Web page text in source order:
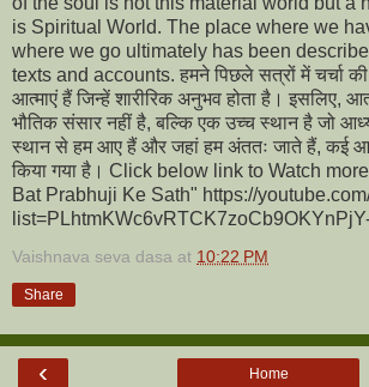
is Spiritual World. The place where we
where we go ultimately has been
texts and accounts. हमने पिछले सत्रों में चर्चा
आत्माएं हैं जिन्हें शारीरिक अनुभव होता है। इसलिए,
भौतिक संसार नहीं है, बल्कि एक उच्च स्थान है जो
स्थान से हम आए हैं और जहां हम अंततः जाते हैं, कई
किया गया है। Click below link to Watch
Bat Prabhuji Ke Sath" https://
Vaishnava seva dasa at 10:22 PM
Share
‹ Home